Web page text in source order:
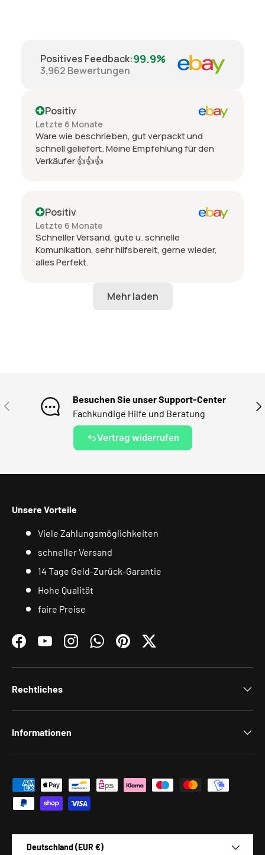
Positives Feedback:99.9%
3.962 Bewertungen
Positiv
Letzte 6 Monate
Ware wie beschrieben, gut verpackt und
schnell geliefert. Meine Empfehlung für den
Verkäufer 👍👍👍
Positiv
Letzte 6 Monate
Schneller Versand, gute u. schnelle
Komunikation, sehr hilfsbereit, gerne wieder,
alles Perfekt.
VORHERIGE
Besuchen Sie unser Support-Center
Fachkundige Hilfe und Beratung
Vertrag widerrufen
Unsere Vorteile
Viele Zahlungsmöglichkeiten
schneller Versand
14 Tage Geld-Zurück-Garantie
Hohe Qualität
faire Preise
FacebookYouTubeInstagramWhatsAppPinterestTwitter
Rechtliches
Informationen
Zahlungsmethoden
Deutschland (EUR €)